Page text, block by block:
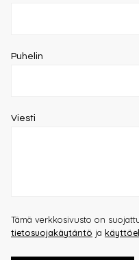
Puhelin
Viesti
Tämä verkkosivusto on
tietosuojakäytäntö ja